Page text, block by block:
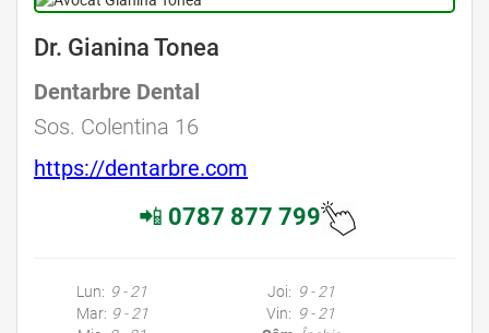
Dr. Gianina Tonea
Dentarbre Dental
Sos. Colentina 16
https://dentarbre.com
📲 0787 877 799
Lun: 9 - 21
Mar: 9 - 21
Joi: 9 - 21
Vin: 9 - 21